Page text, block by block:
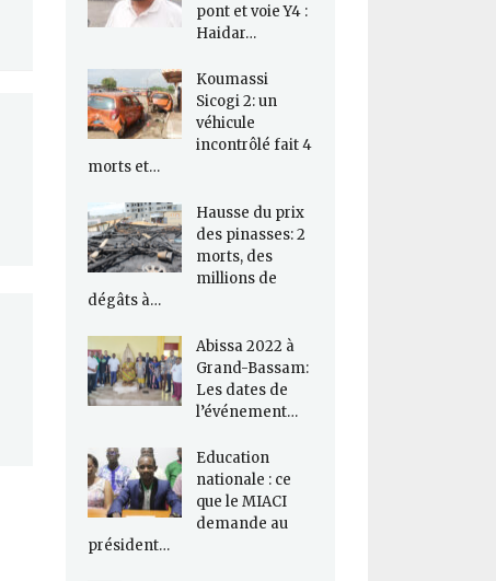
pont et voie Y4 :
Haidar…
Koumassi
Sicogi 2: un
véhicule
incontrôlé fait 4
morts et…
Hausse du prix
des pinasses: 2
morts, des
millions de
dégâts à…
Abissa 2022 à
Grand-Bassam:
Les dates de
l’événement…
Education
nationale : ce
que le MIACI
demande au
président…